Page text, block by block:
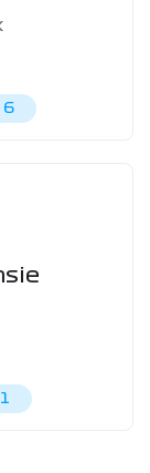
6
1